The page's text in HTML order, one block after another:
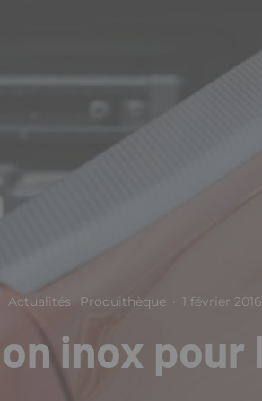
Actualités Produithèque · 1 février 2016
inox pour